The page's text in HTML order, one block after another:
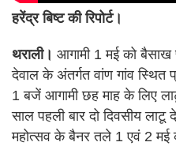
हरेंद्र बिष्ट की रिपोर्ट।
थराली। आगामी 1 मई को बैसाख
देवाल के अंतर्गत वांण गांव स्थित
1 बजें आगामी छह माह के लिए
साल पहली बार दो दिवसीय लाटू
महोत्सव के बैनर तले 1 एवं 2 मई